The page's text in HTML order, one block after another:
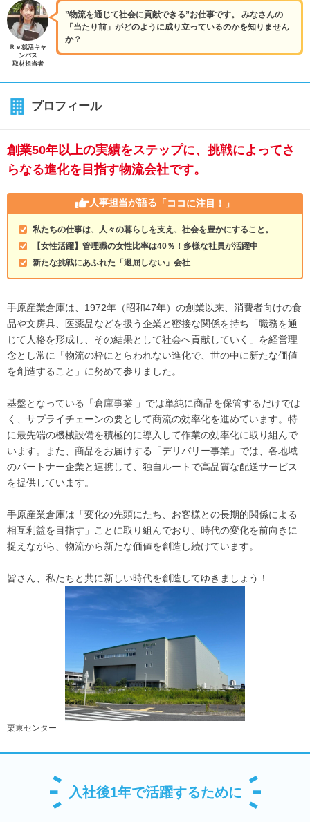
”物流を通じて社会に貢献できる”お仕事です。 みなさんの
「当たり前」がどのように成り立っているのかを知りません
か？
Ｒｅ就活キャ
ンパス
取材担当者
プロフィール
創業50年以上の実績をステップに、挑戦によってさ
らなる進化を目指す物流会社です。
人事担当が語る 「ココに注目！」
私たちの仕事は、人々の暮らしを支え、社会を豊かにすること。
【女性活躍】管理職の女性比率は40％！多様な社員が活躍中
新たな挑戦にあふれた「退屈しない」会社
手原産業倉庫は、1972年（昭和47年）の創業以来、消費者向けの食
品や文房具、医薬品などを扱う企業と密接な関係を持ち「職務を通
じて人格を形成し、その結果として社会へ貢献していく」を経営理
念とし常に「物流の枠にとらわれない進化で、世の中に新たな価値
を創造すること」に努めて参りました。
基盤となっている「倉庫事業 」では単純に商品を保管するだけでは
く、サプライチェーンの要として商流の効率化を進めています。特
に最先端の機械設備を積極的に導入して作業の効率化に取り組んで
います。また、商品をお届けする「デリバリー事業」では、各地域
のパートナー企業と連携して、独自ルートで高品質な配送サービス
を提供しています。
手原産業倉庫は「変化の先頭にたち、お客様との長期的関係による
相互利益を目指す」ことに取り組んでおり、時代の変化を前向きに
捉えながら、物流から新たな価値を創造し続けています。
皆さん、私たちと共に新しい時代を創造してゆきましょう！
栗東センター
入社後1年で活躍するために